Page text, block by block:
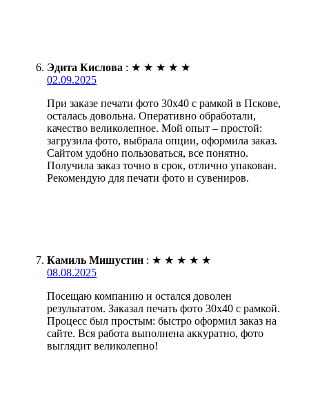
Эдита Кислова : ★ ★ ★ ★ ★
02.09.2025
При заказе печати фото 30х40 с рамкой в Пскове,
осталась довольна. Оперативно обработали,
качество великолепное. Мой опыт – простой:
загрузила фото, выбрала опции, оформила заказ.
Сайтом удобно пользоваться, все понятно.
Получила заказ точно в срок, отлично упакован.
Рекомендую для печати фото и сувениров.
Камиль Мишустин : ★ ★ ★ ★ ★
08.08.2025
Посещаю компанию и остался доволен
результатом. Заказал печать фото 30х40 с рамкой.
Процесс был простым: быстро оформил заказ на
сайте. Вся работа выполнена аккуратно, фото
выглядит великолепно!